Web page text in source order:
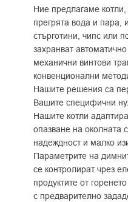
Ние предлагаме котли,
прегрята вода и пара,
стърготини, чипс или
захранват
механични винтови
конвенционални
Нашите решения са
Вашите специфични
Нашите котли
опазване на околната
надеждност и малко
Параметрите на
се контролират чрез
продуктите от
с предварително